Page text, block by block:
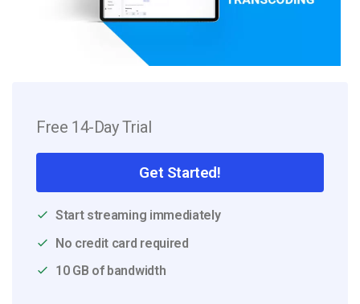
Free 14-Day Trial
Get Started!
Start streaming immediately
No credit card required
10 GB of bandwidth